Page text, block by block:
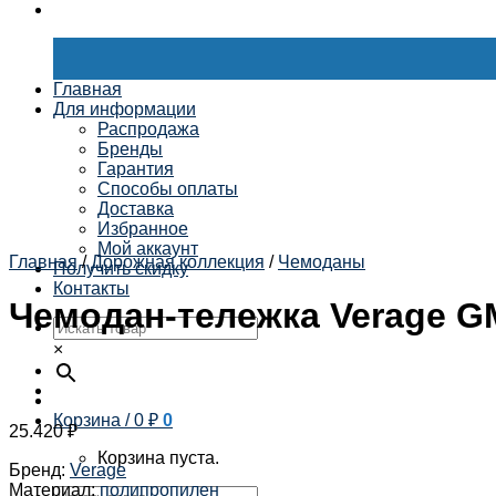
Главная
Для информации
Распродажа
Бренды
Гарантия
Способы оплаты
Доставка
Избранное
Мой аккаунт
Получить скидку
Контакты
×
Корзина /0 ₽ 0
Корзина пуста.
Главная / Дорожная коллекция / Чемоданы
Чемодан-тележка Verage
25.420₽
Бренд: Verage
Материал:полипропилен